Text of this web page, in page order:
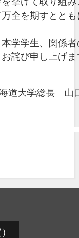
全を期すとと
学学生、関係者
詫び申し上げま
海道大学総長